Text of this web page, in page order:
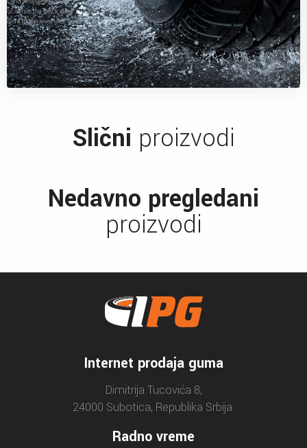
Slični proizvodi
Nedavno pregledani
proizvodi
Internet prodaja guma
Dimitrija Tucovića 8,
24000 Subotica, Republika Srbija.
Radno vreme